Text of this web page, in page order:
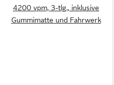
4200 vpm, 3-tlg., inklusive
Gummimatte und Fahrwerk